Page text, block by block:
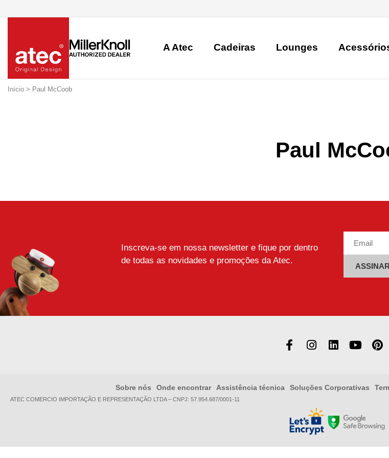
A Atec Cadeiras Lounges
Início > Paul McCoob
Paul
Inscreva-se em nossa newsletter e fique por dentro
de todas as novidades e promoções da Atec.
Sobre nós Onde encontrar Assistência técnica Soluções Corporativas
ATEC COMERCIO IMPORTAÇÃO E REPRESENTAÇÃO LTDA – CNPJ: 57.954.687/0001-11